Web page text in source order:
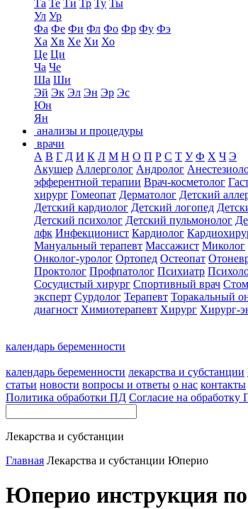
Та Те Ти Тр Ту Ты
Ул Ур
Фа Фе Фи Фл Фо Фр Фу Фэ
Ха Хв Хе Хи Хо
Це Ци
Ча Че
Ша Ши
Эй Эк Эл Эн Эр Эс
Юн
Ян
анализы и процедуры
врачи
А В Г Д И К Л М Н О П Р С Т У Ф Х Ч Э
Акушер Аллерголог Андролог
эфферентной терапии Врач-косметолог
хирург Гомеопат Дерматолог Детский
Детский кардиолог Детский логопед
Детский психолог Детский пульмонолог
лфк Инфекционист Кардиолог
Мануальный терапевт Массажист Миколог
Онколог-уролог Ортопед Остеопат
Проктолог Профпатолог Психиатр
Сосудистый хирург Спортивный врач
эксперт Сурдолог Терапевт Торакальный
диагност Химиотерапевт Хирург Хирург-
календарь беременности
календарь беременности лекарства и субстанции
статьи новости вопросы и ответы о нас контакты
Политика обработки ПД Согласие на обработку
Лекарства и субстанции
Главная Лекарства и субстанции Юперио
Юперио инструкция